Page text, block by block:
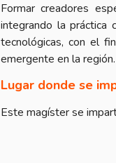
Formar creadores
integrando la práctica
tecnológicas, con el
emergente en la región.
Lugar donde se
Este magíster se